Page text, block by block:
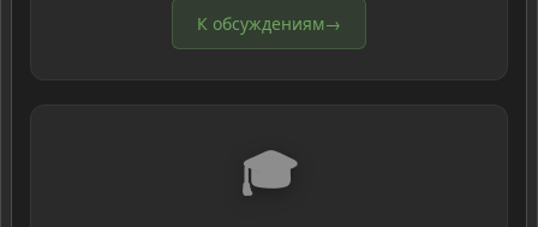
К обсуждениям→
🎓